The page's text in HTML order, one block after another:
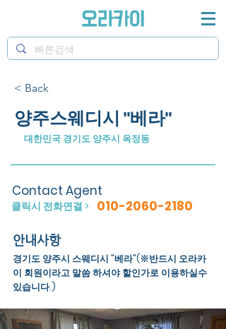
< Back
양주스웨디시 "베라"
대한민국 경기도 양주시 옥정동
010-2060-2180
클릭시 전화연결 >
Contact Agent
안내사항
경기도 양주시 스웨디시 "베라"(※반드시 오라카
이 회원이라고 말씀 하셔야 할인가로 이용하실수
있습니다.)